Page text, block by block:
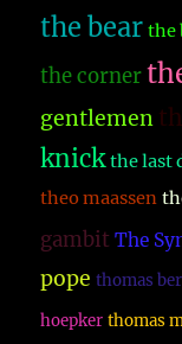
the bear the
the corner
gentlemen
knick the last
theo maassen
gambit The
pope thomas
hoepker thomas